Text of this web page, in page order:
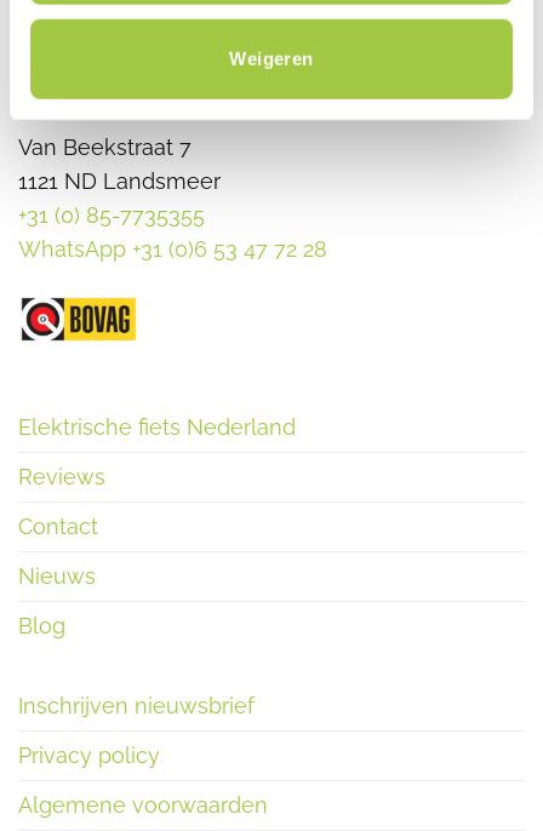
Weigeren
Van Beekstraat 7
1121 ND Landsmeer
+31 (0) 85-7735355
WhatsApp +31 (0)6 53 47 72 28
Elektrische fiets Nederland
Reviews
Contact
Nieuws
Blog
Inschrijven nieuwsbrief
Privacy policy
Algemene voorwaarden